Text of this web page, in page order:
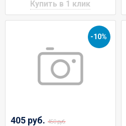
-10%
405 руб. 450 руб.